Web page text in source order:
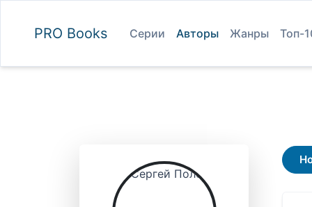
PRO Books Серии Авторы Жанры Топ-